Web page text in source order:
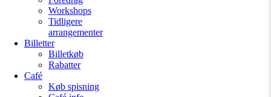
Workshops
Tidligere
arrangementer
Billetter
Billetkøb
Rabatter
Café
Køb spisning